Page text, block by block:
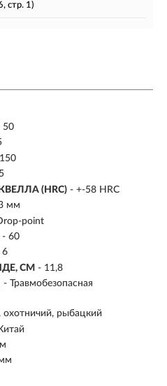
стр. 1)
50
(HRC) - +-58 HRC
мм
point
- 60
6
СМ - 11,8
- Травмобезопасная
охотничий, рыбацкий